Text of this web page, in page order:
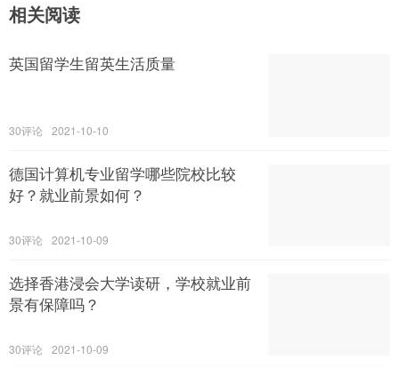
相关阅读
英国留学生留英生活质量
30 2021-10-10
德国计算机专业留学哪些院校比较
好？就业前景如何？
30 2021-10-09
选择香港浸会大学读研，学校就业前
景有保障吗？
30 2021-10-09